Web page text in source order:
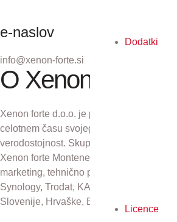
Dodatki
Licence
e-naslov
info@xenon-forte.si
O Xenon forte
Xenon forte d.o.o. je podjetje z več kot
celotnem času svojega obstoja se
verodostojnost. Skupaj s podjetji Xenon
Xenon forte Montenegro in Xenon forte
marketing, tehnično podporo in
Synology, Trodat, KAI, Plustek in CZUR
Slovenije, Hrvaške, Bosne in